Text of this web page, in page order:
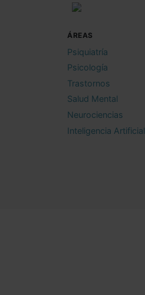
ÁREAS
Psiquiatría
Psicología
Trastornos
Salud Mental
Neurociencias
Inteligencia Artificial